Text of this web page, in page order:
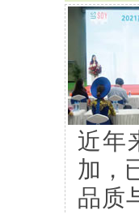
近年
加，
品质